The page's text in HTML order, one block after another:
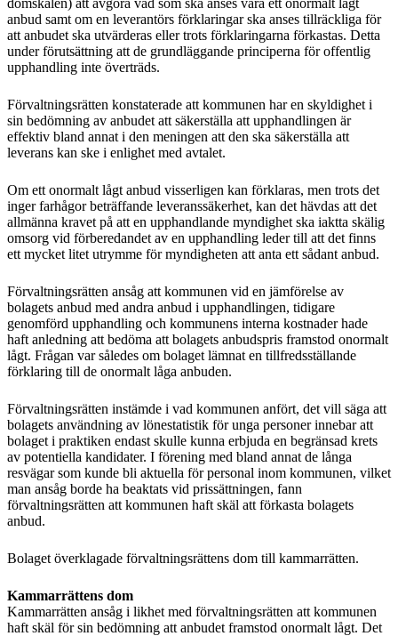
anbud samt om en leverantörs förklaringar ska anses tillräckliga för
att anbudet ska utvärderas eller trots förklaringarna förkastas. Detta
under förutsättning att de grundläggande principerna för offentlig
upphandling inte överträds.
Förvaltningsrätten konstaterade att kommunen har en skyldighet i
sin bedömning av anbudet att säkerställa att upphandlingen är
effektiv bland annat i den meningen att den ska säkerställa att
leverans kan ske i enlighet med avtalet.
Om ett onormalt lågt anbud visserligen kan förklaras, men trots det
inger farhågor beträffande leveranssäkerhet, kan det hävdas att det
allmänna kravet på att en upphandlande myndighet ska iaktta skälig
omsorg vid förberedandet av en upphandling leder till att det finns
ett mycket litet utrymme för myndigheten att anta ett sådant anbud.
Förvaltningsrätten ansåg att kommunen vid en jämförelse av
bolagets anbud med andra anbud i upphandlingen, tidigare
genomförd upphandling och kommunens interna kostnader hade
haft anledning att bedöma att bolagets anbudspris framstod onormalt
lågt. Frågan var således om bolaget lämnat en tillfredsställande
förklaring till de onormalt låga anbuden.
Förvaltningsrätten instämde i vad kommunen anfört, det vill säga att
bolagets användning av lönestatistik för unga personer innebar att
bolaget i praktiken endast skulle kunna erbjuda en begränsad krets
av potentiella kandidater. I förening med bland annat de långa
resvägar som kunde bli aktuella för personal inom kommunen, vilket
man ansåg borde ha beaktats vid prissättningen, fann
förvaltningsrätten att kommunen haft skäl att förkasta bolagets
anbud.
Bolaget överklagade förvaltningsrättens dom till kammarrätten.
Kammarrättens dom
Kammarrätten ansåg i likhet med förvaltningsrätten att kommunen
haft skäl för sin bedömning att anbudet framstod onormalt lågt. Det